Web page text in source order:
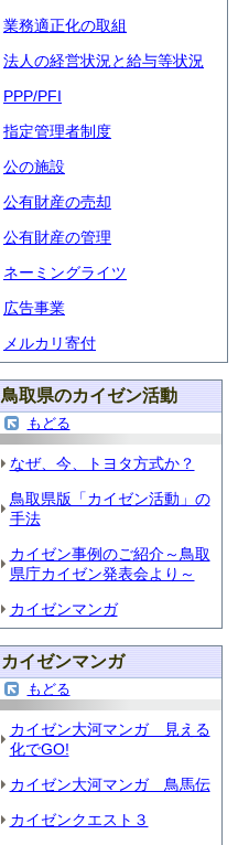
業務適正化の取組
法人の経営状況と給与等状況
PPP/PFI
指定管理者制度
公の施設
公有財産の売却
公有財産の管理
ネーミングライツ
広告事業
メルカリ寄付
鳥取県のカイゼン活動
もどる
なぜ、今、トヨタ方式か？
鳥取県版「カイゼン活動」の
手法
カイゼン事例のご紹介～鳥取
県庁カイゼン発表会より～
カイゼンマンガ
カイゼンマンガ
もどる
カイゼン大河マンガ 見える
化でGO!
カイゼン大河マンガ 鳥馬伝
カイゼンクエスト３